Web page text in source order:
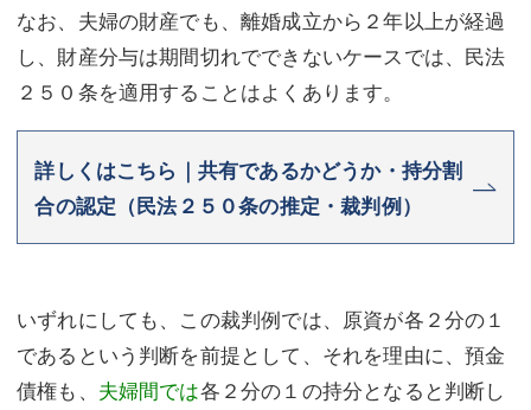
なお、夫婦の財産でも、離婚成立から２年以上が経過
し、財産分与は期間切れでできないケースでは、民法
２５０条を適用することはよくあります。
詳しくはこちら｜共有であるかどうか・持分割
合の認定（民法２５０条の推定・裁判例）
いずれにしても、この裁判例では、原資が各２分の１
であるという判断を前提として、それを理由に、預金
債権も、 夫婦間では各２分の１の持分となると判断し